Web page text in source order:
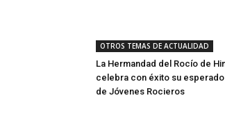
OTROS TEMAS DE ACTUALIDAD
La Hermandad del Rocío de
celebra con éxito su
de Jóvenes Rocieros